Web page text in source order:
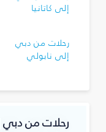
إلى كاتانيا
رحلات من دبي
إلى نابولي
رحلات من دبي